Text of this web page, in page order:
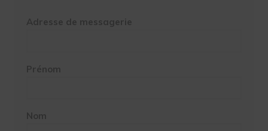
Adresse de messagerie
Prénom
Nom